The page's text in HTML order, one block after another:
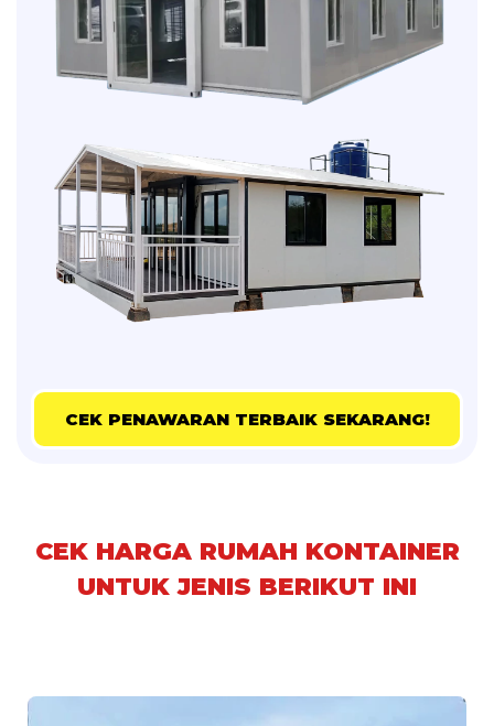
CEK PENAWARAN TERBAIK SEKARANG!
CEK HARGA RUMAH KONTAINER
UNTUK JENIS BERIKUT INI